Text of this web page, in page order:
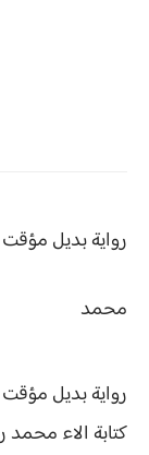
رواية بديل
محمد
كتابة الاء محمد